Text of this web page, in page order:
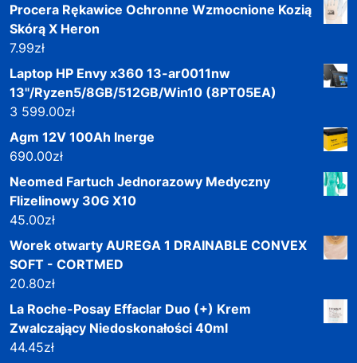
Procera Rękawice Ochronne Wzmocnione Kozią
Skórą X Heron
7.99zł
Laptop HP Envy x360 13-ar0011nw
13"/Ryzen5/8GB/512GB/Win10 (8PT05EA)
3 599.00zł
Agm 12V 100Ah Inerge
690.00zł
Neomed Fartuch Jednorazowy Medyczny
Flizelinowy 30G X10
45.00zł
Worek otwarty AUREGA 1 DRAINABLE CONVEX
SOFT - CORTMED
20.80zł
La Roche-Posay Effaclar Duo (+) Krem
Zwalczający Niedoskonałości 40ml
44.45zł